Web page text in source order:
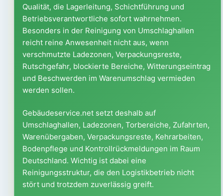
Qualität, die Lagerleitung, Schichtführung und
Betriebsverantwortliche sofort wahrnehmen.
Besonders in der Reinigung von Umschlaghallen
reicht reine Anwesenheit nicht aus, wenn
verschmutzte Ladezonen, Verpackungsreste,
Rutschgefahr, blockierte Bereiche, Witterungseintrag
und Beschwerden im Warenumschlag vermieden
werden sollen.
Gebäudeservice.net setzt deshalb auf
Umschlaghallen, Ladezonen, Torbereiche, Zufahrten,
Warenübergaben, Verpackungsreste, Kehrarbeiten,
Bodenpflege und Kontrollrückmeldungen im Raum
Deutschland. Wichtig ist dabei eine
Reinigungsstruktur, die den Logistikbetrieb nicht
stört und trotzdem zuverlässig greift.